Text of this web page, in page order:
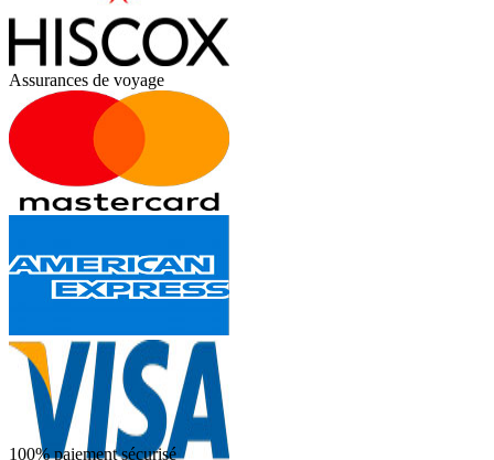
Assurances de voyage
100% paiement sécurisé